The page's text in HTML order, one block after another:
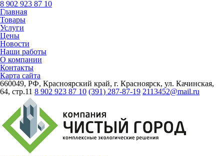
8 902 923 87 10
Главная
Товары
Услуги
Цены
Новости
Наши работы
О компании
Контакты
Карта сайта
660049, РФ, Красноярский край, г. Красноярск, ул. Качинская,
64, стр.11 8 902 923 87 10 (391) 287-87-19 2113452@mail.ru